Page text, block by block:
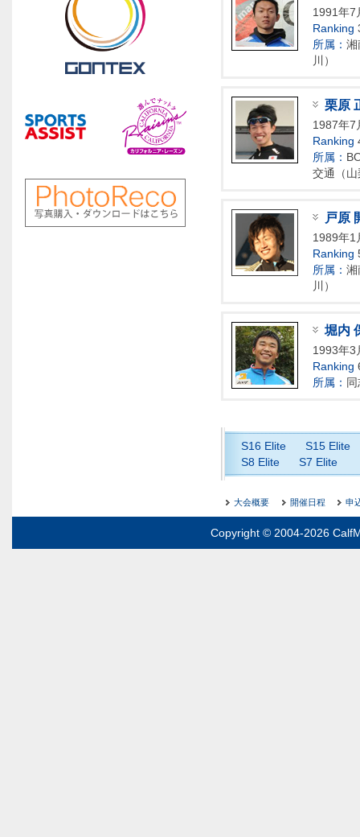
1991年7
Ranking
所属： 湘
川）
栗原
1987年7
Ranking
所属：
交通（山
戸原
1989年1
Ranking
所属： 湘
川）
堀内
1993年3
Ranking
所属：
S16 Elite
S15 Elite
S8 Elite
S7 Elite
大会概要 開催日程 申
Copyright © 2004-2026